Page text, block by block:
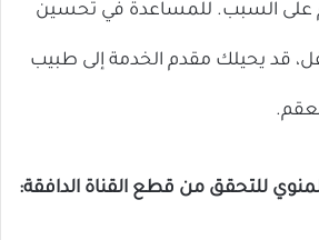
على السبب. للمساعدة في تحسين
قد يحيلك مقدم الخدمة إلى طبيب
للتحقق من قطع القناة الدافقة: